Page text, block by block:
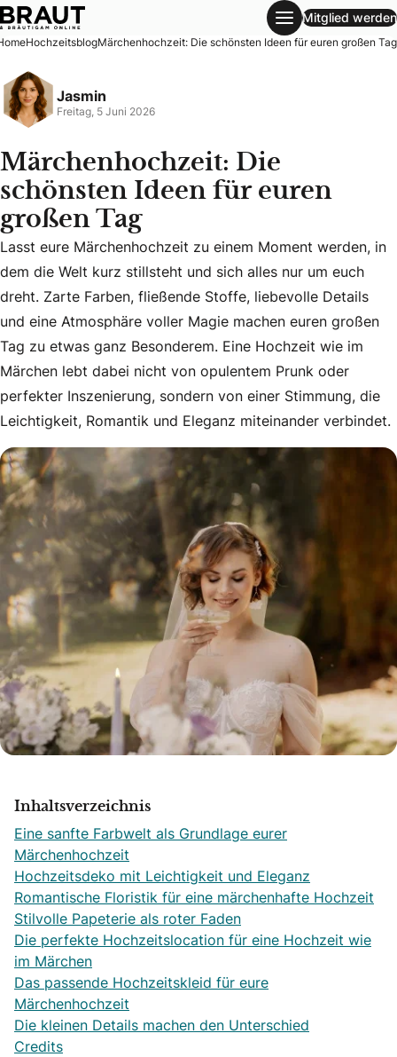
Märchenhochzeit: Die schönsten Ideen für euren großen
Mitglied werden
HochzeitsblogMärchenhochzeit: Die schönsten Ideen für euren großen Tag
Jasmin
Freitag, 5 Juni 2026
Märchenhochzeit: Die
schönsten Ideen für euren
großen Tag
Lasst eure Märchenhochzeit zu einem Moment werden,
Lasst eure Märchenhochzeit zu einem Moment werden, in
dem die Welt kurz stillsteht und sich alles nur um euch
dreht. Zarte Farben, fließende Stoffe, liebevolle Details
und eine Atmosphäre voller Magie machen euren großen
Tag zu etwas ganz Besonderem. Eine Hochzeit wie im
Märchen lebt dabei nicht von opulentem Prunk oder
perfekter Inszenierung, sondern von einer Stimmung, die
Leichtigkeit, Romantik und Eleganz miteinander verbindet.
Inhaltsverzeichnis
Eine sanfte Farbwelt als Grundlage eurer
Märchenhochzeit
Hochzeitsdeko mit Leichtigkeit und Eleganz
Romantische Floristik für eine märchenhafte Hochzeit
Stilvolle Papeterie als roter Faden
Die perfekte Hochzeitslocation für eine Hochzeit wie
im Märchen
Das passende Hochzeitskleid für eure
Märchenhochzeit
Die kleinen Details machen den Unterschied
Credits